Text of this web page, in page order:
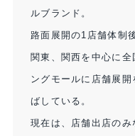
ルブランド。
路面展開の1店舗体制
関東、関西を中心に
ングモールに店舗展
ばしている。
現在は、店舗出店の